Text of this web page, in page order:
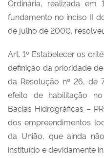
dos
em
rios
de
da
que
Ordinária, realizada
fundamento no inciso II
de julho de 2000,
Art. 1º Estabelecer os
definição da prioridade
da Resolução nº 26, de
efeito de habilitação
Bacias Hidrográficas –
dos empreendimentos
da União, que ainda
instituído e devidamente